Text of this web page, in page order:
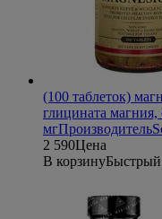
(100 таблеток)
глицината
мгПроизводитель
2 590Цена
В корзинуБыстрый